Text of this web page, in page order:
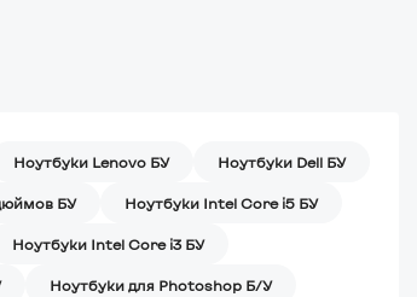
Ноутбуки Lenovo БУ Ноутбуки Dell БУ
БУ Ноутбуки Intel Core i5 БУ
Ноутбуки Intel Core i3 БУ
Ноутбуки для Photoshop Б/У